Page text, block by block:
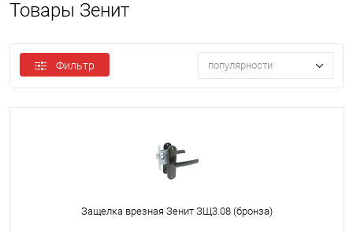
Товары Зенит
Фильтр популярности
Защелка врезная Зенит ЗЩ3.08 (бронза)